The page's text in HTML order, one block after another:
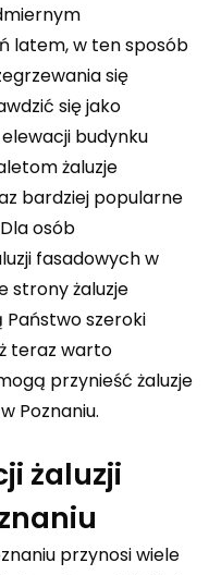
latem, w ten sposób
się
się jako
budynku
żaluzje
bardziej popularne
osób
fasadowych w
stronyżaluzje
Państwo szeroki
teraz warto
przynieść żaluzje
Poznaniu.
żaluzji
przynosi wiele